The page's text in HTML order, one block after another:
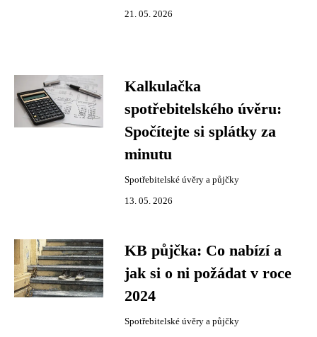
21. 05. 2026
Kalkulačka
spotřebitelského úvěru:
Spočítejte si splátky za
minutu
Spotřebitelské úvěry a půjčky
13. 05. 2026
KB půjčka: Co nabízí a
jak si o ni požádat v roce
2024
Spotřebitelské úvěry a půjčky